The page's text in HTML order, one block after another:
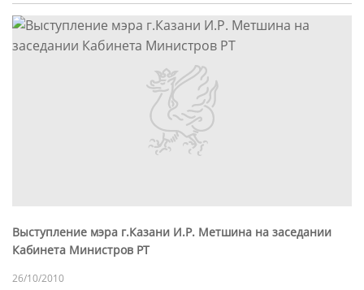
Выступление мэра г.Казани И.Р. Метшина на заседании
Кабинета Министров РТ
26/10/2010